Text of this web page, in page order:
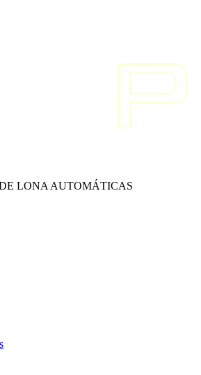
LONA AUTOMÁTICAS